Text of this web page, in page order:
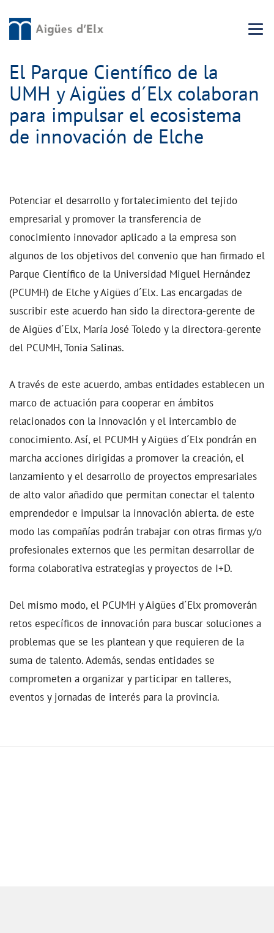
Menu
El Parque Científico de la
UMH y Aigües d´Elx colaboran
para impulsar el ecosistema
de innovación de Elche
Potenciar el desarrollo y fortalecimiento del tejido
empresarial y promover la transferencia de
conocimiento innovador aplicado a la empresa son
algunos de los objetivos del convenio que han firmado el
Parque Científico de la Universidad Miguel Hernández
(PCUMH) de Elche y Aigües d´Elx. Las encargadas de
suscribir este acuerdo han sido la directora-gerente de
de Aigües d´Elx, María José Toledo y la directora-gerente
del PCUMH, Tonia Salinas.
A través de este acuerdo, ambas entidades establecen un
marco de actuación para cooperar en ámbitos
relacionados con la innovación y el intercambio de
conocimiento. Así, el PCUMH y Aigües d´Elx pondrán en
marcha acciones dirigidas a promover la creación, el
lanzamiento y el desarrollo de proyectos empresariales
de alto valor añadido que permitan conectar el talento
emprendedor e impulsar la innovación abierta. de este
modo las compañías podrán trabajar con otras firmas y/o
profesionales externos que les permitan desarrollar de
forma colaborativa estrategias y proyectos de I+D.
Del mismo modo, el PCUMH y Aigües d´Elx promoverán
retos específicos de innovación para buscar soluciones a
problemas que se les plantean y que requieren de la
suma de talento. Además, sendas entidades se
comprometen a organizar y participar en talleres,
eventos y jornadas de interés para la provincia.